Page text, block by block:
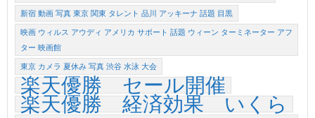
新宿 動画 写真 東京 関東 タレント 品川 アッキーナ 話題 目黒
映画 ウィルス アウディ アメリカ サポート 話題 ウィーン ターミネーター アフ
ター 映画館
東京 カメラ 夏休み 写真 渋谷 水泳 大会
楽天優勝 セール開催
楽天優勝 経済効果 いくら